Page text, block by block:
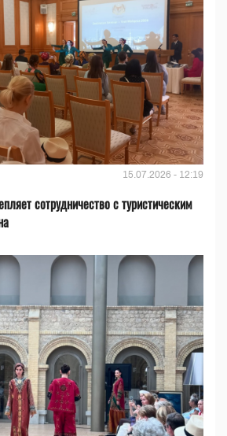
15.07.2026 - 12:19
сотрудничество с туристическим